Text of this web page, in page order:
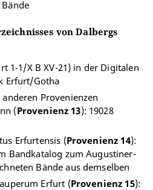
Bände
von Dalbergs
1-1/X B XV-21) in der Digitalen
Erfurt/Gotha
Provenienzen
(Provenienz 13): 19028
Erfurtensis (Provenienz 14):
Bandkatalog zum Augustiner-
Bände aus demselben
Erfurt (Provenienz 15):